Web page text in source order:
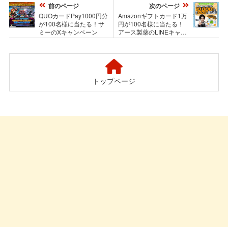
前のページ
QUOカードPay1000円分
が100名様に当たる！サ
ミーのXキャンペーン
次のページ
Amazonギフトカード1万
円が100名様に当たる！
アース製薬のLINEキャン
ペーン
トップページ